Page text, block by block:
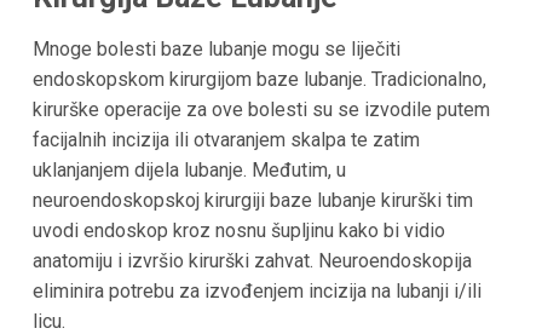
Mnoge bolesti baze lubanje mogu se liječiti
endoskopskom kirurgijom baze lubanje. Tradicionalno,
kirurške operacije za ove bolesti su se izvodile putem
facijalnih incizija ili otvaranjem skalpa te zatim
uklanjanjem dijela lubanje. Međutim, u
neuroendoskopskoj kirurgiji baze lubanje kirurški tim
uvodi endoskop kroz nosnu šupljinu kako bi vidio
anatomiju i izvršio kirurški zahvat. Neuroendoskopija
eliminira potrebu za izvođenjem incizija na lubanji i/ili
licu.